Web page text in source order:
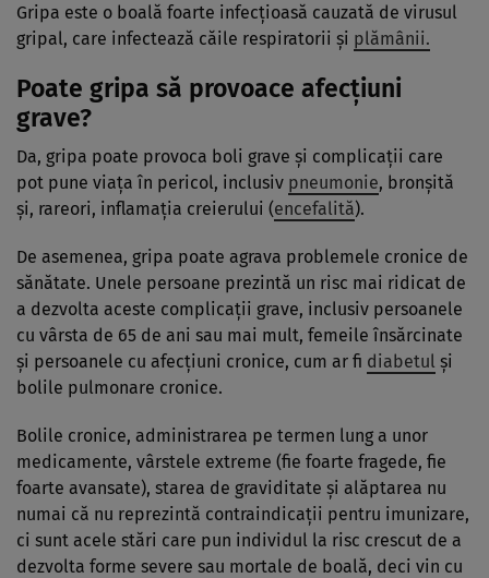
Gripa este o boală foarte infecțioasă cauzată de virusul
gripal, care infectează căile respiratorii și plămânii.
Poate gripa să provoace afecțiuni
grave?
Da, gripa poate provoca boli grave şi complicaţii care
pot pune viaţa în pericol, inclusiv pneumonie, bronşită
şi, rareori, inflamaţia creierului (encefalită).
De asemenea, gripa poate agrava problemele cronice de
sănătate. Unele persoane prezintă un risc mai ridicat de
a dezvolta aceste complicaţii grave, inclusiv persoanele
cu vârsta de 65 de ani sau mai mult, femeile însărcinate
şi persoanele cu afecţiuni cronice, cum ar fi diabetul şi
bolile pulmonare cronice.
Bolile cronice, administrarea pe termen lung a unor
medicamente, vârstele extreme (fie foarte fragede, fie
foarte avansate), starea de graviditate și alăptarea nu
numai că nu reprezintă contraindicații pentru imunizare,
ci sunt acele stări care pun individul la risc crescut de a
dezvolta forme severe sau mortale de boală, deci vin cu